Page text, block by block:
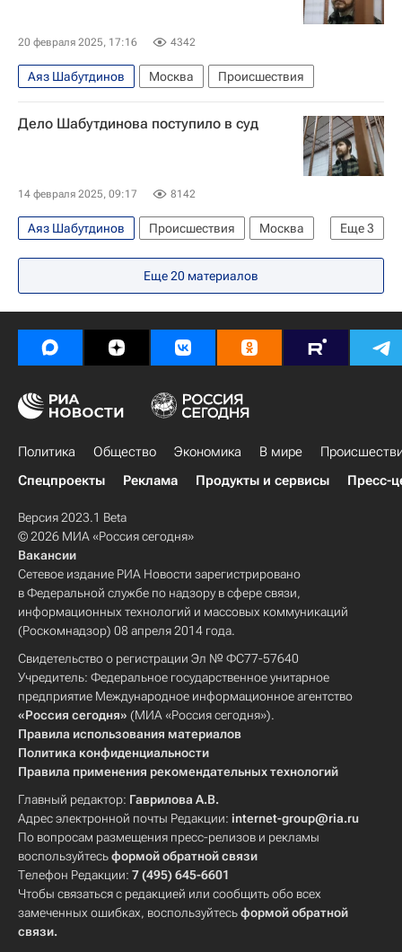
20 февраля 2025, 17:16 4342
Аяз Шабутдинов Москва Происшествия
Дело Шабутдинова поступило в суд
14 февраля 2025, 09:17 8142
Еще3
Аяз Шабутдинов Происшествия
Москва
Россия
ОАЭ
Василий Алексеев
Еще20 материалов
Политика Общество Экономика В мире
Спецпроекты
Реклама Продукты и сервисы Пресс-
Версия 2023.1 Beta
© 2026 МИА «Россия сегодня»
Вакансии
Сетевое издание РИА Новости зарегистрировано
в Федеральной службе по надзору в сфере связи,
информационных технологий и массовых коммуникаций
(Роскомнадзор) 08 апреля 2014 года.
Свидетельство о регистрации Эл № ФС77-57640
Учредитель: Федеральное государственное унитарное
предприятие Международное информационное агентство
«Россия сегодня» (МИА «Россия сегодня»).
Правила использования материалов
Политика конфиденциальности
Правила применения рекомендательных технологий
Главный редактор: Гаврилова А.В.
Адрес электронной почты Редакции: internet-group@ria.ru
По вопросам размещения пресс-релизов и рекламы
воспользуйтесьформой обратной связи
Телефон Редакции: 7 (495) 645-6601
Чтобы связаться с редакцией или сообщить обо всех
замеченных ошибках, воспользуйтесьформой обратной
связи.